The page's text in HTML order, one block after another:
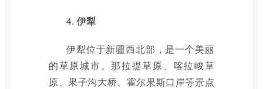
4. 伊犁
伊犁位于新疆西北部，是一个美丽
的草原城市。那拉提草原、喀拉峻草
原、果子沟大桥、霍尔果斯口岸等景点